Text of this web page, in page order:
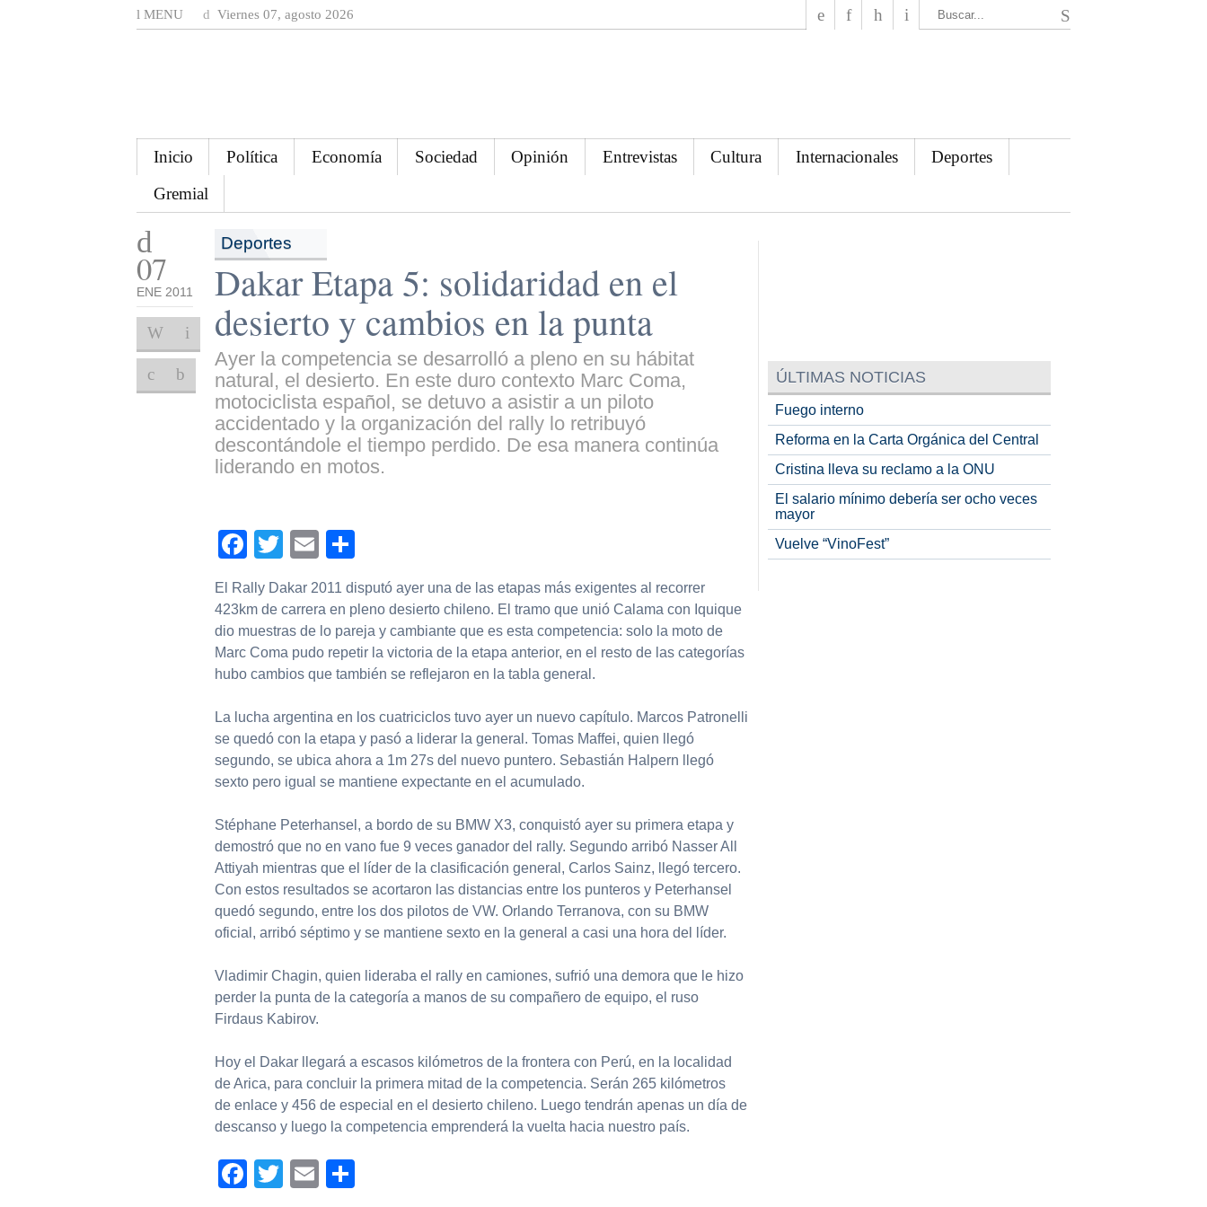
MENU Viernes 07, agosto 2026
Inicio Política Economía Sociedad Opinión Entrevistas Cultura Internacionales
Deportes
Gremial
07
ENE 2011
Deportes
Dakar Etapa 5: solidaridad en el
desierto y cambios en la punta
Ayer la competencia se desarrolló a pleno en su hábitat
natural, el desierto. En este duro contexto Marc Coma,
motociclista español, se detuvo a asistir a un piloto
accidentado y la organización del rally lo retribuyó
descontándole el tiempo perdido. De esa manera continúa
liderando en motos.
Facebook
TwitterEmail
El Rally Dakar 2011 disputó ayer una de las etapas más exigentes al recorrer
423km de carrera en pleno desierto chileno. El tramo que unió Calama con Iquique
dio muestras de lo pareja y cambiante que es esta competencia: solo la moto de
Marc Coma pudo repetir la victoria de la etapa anterior, en el resto de las categorías
hubo cambios que también se reflejaron en la tabla general.
La lucha argentina en los cuatriciclos tuvo ayer un nuevo capítulo. Marcos Patronelli
se quedó con la etapa y pasó a liderar la general. Tomas Maffei, quien llegó
segundo, se ubica ahora a 1m 27s del nuevo puntero. Sebastián Halpern llegó
sexto pero igual se mantiene expectante en el acumulado.
Stéphane Peterhansel, a bordo de su BMW X3, conquistó ayer su primera etapa y
demostró que no en vano fue 9 veces ganador del rally. Segundo arribó Nasser All
Attiyah mientras que el líder de la clasificación general, Carlos Sainz, llegó tercero.
Con estos resultados se acortaron las distancias entre los punteros y Peterhansel
quedó segundo, entre los dos pilotos de VW. Orlando Terranova, con su BMW
oficial, arribó séptimo y se mantiene sexto en la general a casi una hora del líder.
Vladimir Chagin, quien lideraba el rally en camiones, sufrió una demora que le hizo
perder la punta de la categoría a manos de su compañero de equipo, el ruso
Firdaus Kabirov.
Hoy el Dakar llegará a escasos kilómetros de la frontera con Perú, en la localidad
de Arica, para concluir la primera mitad de la competencia. Serán 265 kilómetros
de enlace y 456 de especial en el desierto chileno. Luego tendrán apenas un día de
descanso y luego la competencia emprenderá la vuelta hacia nuestro país.
Facebook
TwitterEmail
ÚLTIMAS NOTICIAS
Fuego interno
Reforma en la Carta Orgánica del Central
Cristina lleva su reclamo a la ONU
El salario mínimo debería ser ocho veces
mayor
Vuelve “VinoFest”